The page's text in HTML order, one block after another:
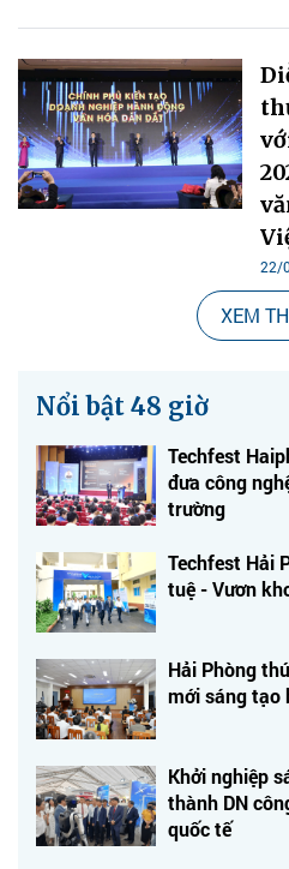
22/
XEM
Nổi bật 48 giờ
Techfest
đưa công
trường
Techfest Hải
tuệ - Vươn
Hải Phòng
mới sáng tạo
Khởi nghiệp
thành DN
quốc tế